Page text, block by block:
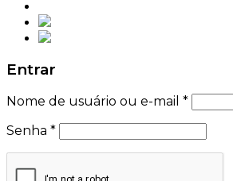
Entrar
Nome de usuário ou e-mail *
Senha *